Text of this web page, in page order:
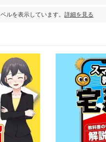
ルを表示しています。 詳細を見る